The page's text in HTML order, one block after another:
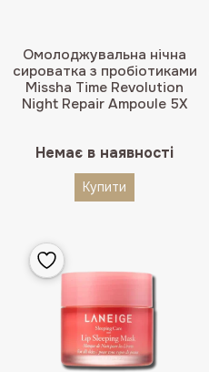
Омолоджувальна нічна
сироватка з пробіотиками
Missha Time Revolution
Night Repair Ampoule 5X
Немає в наявності
Купити